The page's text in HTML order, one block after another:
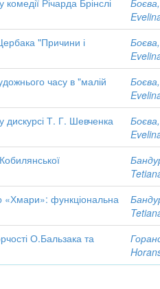
Річарда Брінслі
"Причини і
часу в "малій
дискурсі Т. Г. Шевченка
«Хмари»: функціональна
О.Бальзака та